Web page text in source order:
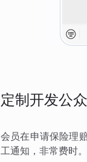
定制开发公
会员在申请保险理
工通知，非常费时。